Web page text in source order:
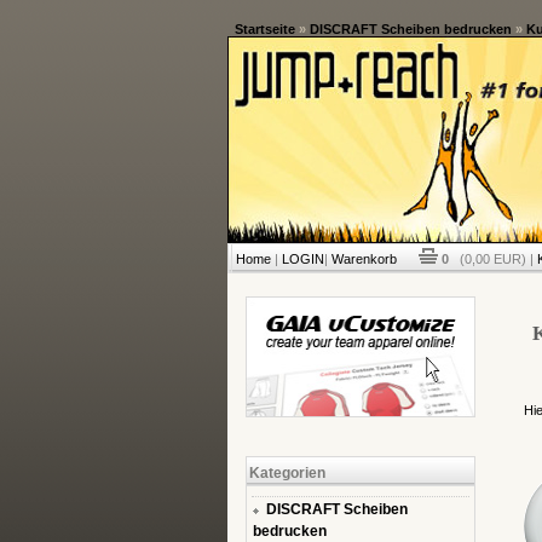
Startseite» DISCRAFT Scheiben bedrucken »
Home| LOGIN| Warenkorb 0 (0,00 EUR) |
Kategorien
DISCRAFT Scheiben
bedrucken